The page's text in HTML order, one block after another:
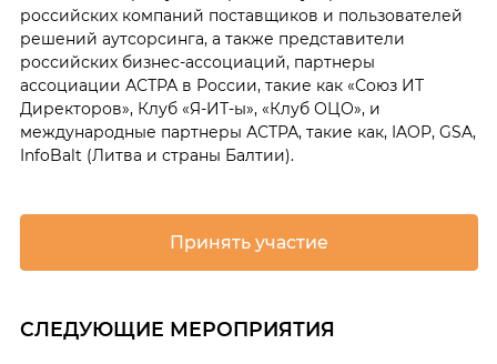
российских компаний поставщиков и пользователей
решений аутсорсинга, а также представители
российских бизнес-ассоциаций, партнеры
ассоциации АСТРА в России, такие как «Союз ИТ
Директоров», Клуб «Я-ИТ-ы», «Клуб ОЦО», и
международные партнеры АСТРА, такие как, IAOP, GSA,
InfoBalt (Литва и страны Балтии).
Принять участие
СЛЕДУЮЩИЕ МЕРОПРИЯТИЯ